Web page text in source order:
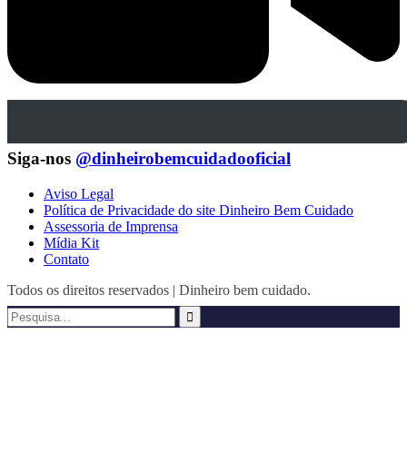
Siga-nos @dinheirobemcuidadooficial
Aviso Legal
Política de Privacidade do site Dinheiro Bem Cuidado
Assessoria de Imprensa
Mídia Kit
Contato
Todos os direitos reservados | Dinheiro bem cuidado.